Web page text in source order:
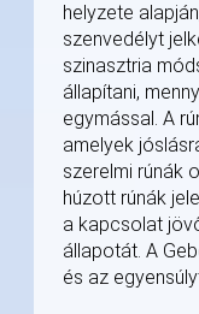
helyzete
szenvedélyt
szinasztria
állapítani,
egymással. A
amelyek
szerelmi rúnák
húzott rúnák
a kapcsolat
állapotát. A
és az